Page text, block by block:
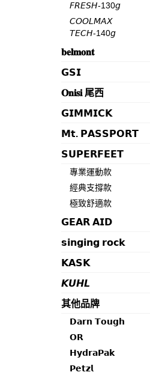
𝘍𝘙𝘌𝘚𝘏-130𝘨
𝘊𝘖𝘖𝘓𝘔𝘈𝘟
𝘛𝘌𝘊𝘏-140𝘨
𝐛𝐞𝐥𝐦𝐨𝐧𝐭
𝗚𝗦𝗜
𝐎𝐧𝐢𝐬𝐢 尾西
𝗚𝗜𝗠𝗠𝗜𝗖𝗞
𝗠𝘁. 𝗣𝗔𝗦𝗦𝗣𝗢𝗥𝗧
𝗦𝗨𝗣𝗘𝗥𝗙𝗘𝗘𝗧
專業運動款
經典支撐款
極致舒適款
𝗚𝗘𝗔𝗥 𝗔𝗜𝗗
𝘀𝗶𝗻𝗴𝗶𝗻𝗴 𝗿𝗼𝗰𝗸
𝗞𝗔𝗦𝗞
𝙆𝙐𝙃𝙇
其他品牌
𝗗𝗮𝗿𝗻 𝗧𝗼𝘂𝗴𝗵
𝗢𝗥
𝗛𝘆𝗱𝗿𝗮𝗣𝗮𝗸
𝗣𝗲𝘁𝘇𝗹